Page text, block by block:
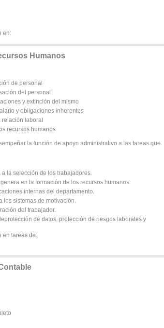
en:
Humanos
de personal
del personal
y extinción del mismo
y obligaciones inherentes
laboral
recursos humanos
la función de apoyo administrativo a las tareas que
la selección de los trabajadores.
en la formación de los recursos humanos.
internas del departamento.
los sistemas de motivación.
del trabajador.
de datos, protección de riesgos laborales y
en tareas de: